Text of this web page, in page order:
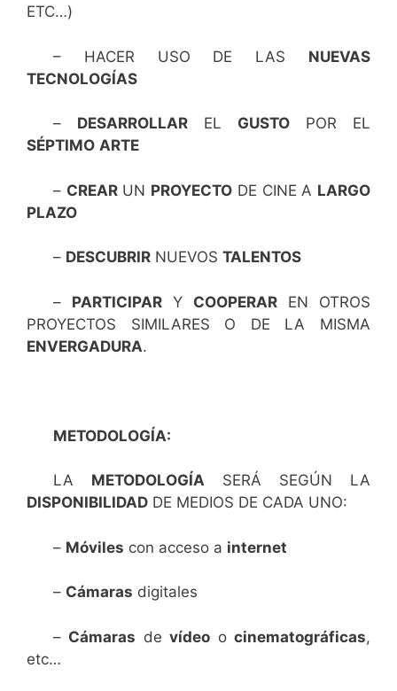
ETC…)
– HACER USO DE LAS NUEVAS
TECNOLOGÍAS
– DESARROLLAR EL GUSTO POR EL
SÉPTIMO ARTE
– CREARUN PROYECTO DE CINE A LARGO
PLAZO
– DESCUBRIR NUEVOS TALENTOS
– PARTICIPAR Y COOPERAR EN OTROS
PROYECTOS SIMILARES O DE LA MISMA
ENVERGADURA.
METODOLOGÍA:
LA METODOLOGÍA SERÁ SEGÚN LA
DISPONIBILIDAD DE MEDIOS DE CADA UNO:
– Móviles con acceso a internet
– Cámaras digitales
– Cámaras devídeo ocinematográficas,
etc…